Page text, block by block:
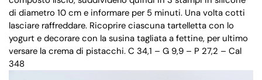
di diametro 10 cm e informare per 5 minuti. Una volta cotti
lasciare raffreddare. Ricoprire ciascuna tartelletta con lo
yogurt e decorare con la susina tagliata a fettine, per ultimo
versare la crema di pistacchi. C 34,1 – G 9,9 – P 27,2 – Cal
348